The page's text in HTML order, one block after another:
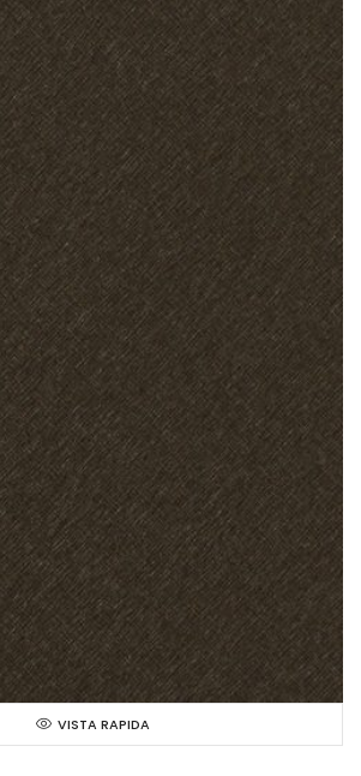
VISTA RAPIDA